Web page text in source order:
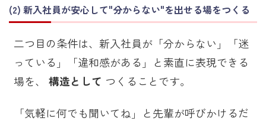
新入社員が安心して"分からない"を出せる場をつくる
二つ目の条件は、新入社員が「分からない」「迷
っている」「違和感がある」と素直に表現できる
場を、 構造として つくることです。
「気軽に何でも聞いてね」と先輩が呼びかけるだ